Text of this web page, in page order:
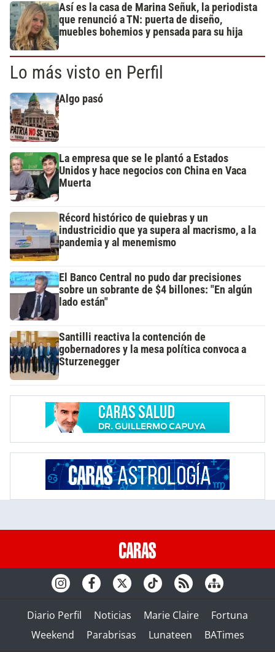
Así es la casa de Marina Señuk, la periodista
que renunció a TN: puerta de diseño,
muebles bohemios y pensada para su hija
Lo más visto en Perfil
Algo pasó
La empresa que se le plantó a Estados
Unidos y hace negocios con China en Vaca
Muerta
Récord histórico de quiebras y un
industricidio que ya supera al macrismo, a la
pandemia y al menemismo
El Banco Central no pudo dar precisiones
sobre un sobrante de $4 billones: "En algún
lado están"
Santilli reactiva la contención de
gobernadores y la mesa política convoca a
Sturzenegger
Diario Perfil Noticias Marie Claire
Fortuna
Weekend
Parabrisas Lunateen BATimes